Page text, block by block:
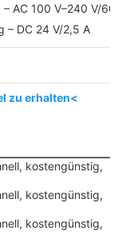
– AC 100 V–240 V/60
– DC 24 V/2,5 A
zu erhalten<